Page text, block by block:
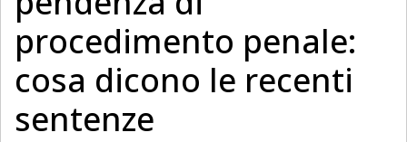
procedimento penale:
cosa dicono le recenti
sentenze